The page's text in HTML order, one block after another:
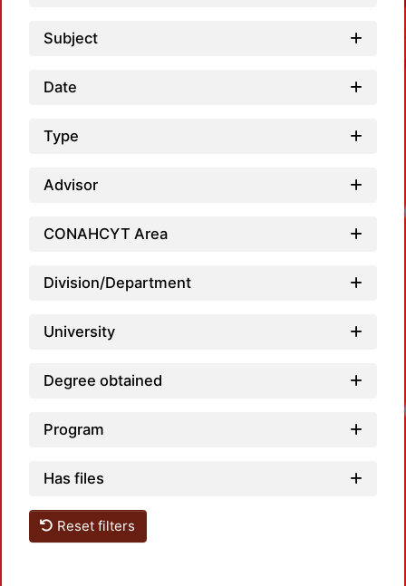
Subject
Date
Type
Advisor
CONAHCYT Area
Division/Department
University
Degree obtained
Program
Has files
Reset filters